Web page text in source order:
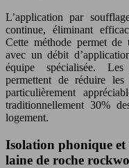
L’application par
continue, éliminant
Cette méthode permet de
avec un débit
équipe spécialisée. Les
permettent de réduire
particulièrement
traditionnellement 30%
logement.
Isolation phonique et
laine de roche